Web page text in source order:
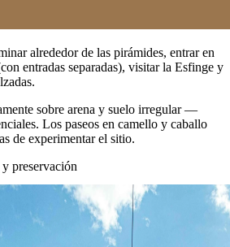
alrededor de las pirámides, entrar en
entradas separadas), visitar la Esfinge y
sobre arena y suelo irregular —
Los paseos en camello y caballo
de experimentar el sitio.
preservación